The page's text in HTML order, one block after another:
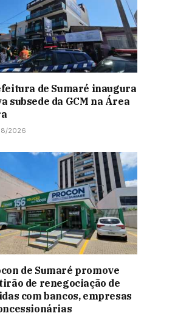
de Sumaré inaugura
subsede da GCM na Área
2026
de Sumaré promove
de renegociação de
com bancos, empresas